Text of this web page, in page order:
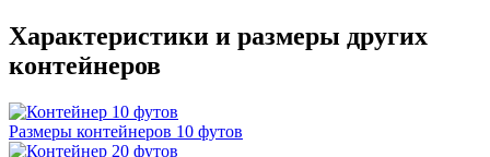
Характеристики и размеры других
контейнеров
Размеры контейнеров 10 футов